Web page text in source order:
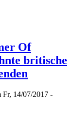
Of
britische
Fr, 14/07/2017 -